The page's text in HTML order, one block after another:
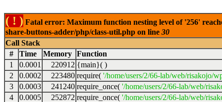
( ! ) Fatal error: Maximum function nesting level of '256'
share-buttons-adder/php/class-util.php on line 30
Call Stack
#
Time Memory Function
1
0.0001 220912 {main}( )
2
0.0002 223480 require( '/home/users/2/66-lab/web/risakojo/
3
0.0003 241240 require_once( '/home/users/2/66-lab/web/
4
0.0005 252872 require_once( '/home/users/2/66-lab/web/